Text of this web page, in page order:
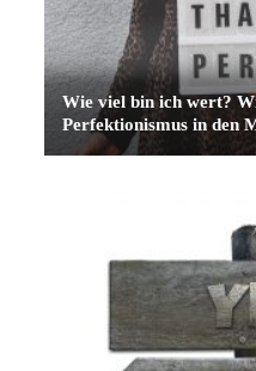
Wie viel bin ich wert?
Perfektionismus in den